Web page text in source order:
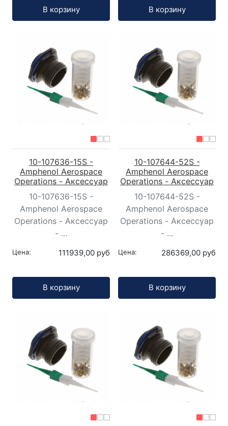
В корзину В корзину
10-107636-15S -
Amphenol Aerospace
Operations - Аксессуар
10-107636-15S -
Amphenol Aerospace
Operations - Аксессуар
- ...
Цена: 111939,00 руб
В корзину
10-107644-52S -
Amphenol Aerospace
Operations - Аксессуар
10-107644-52S -
Amphenol Aerospace
Operations - Аксессуар
- ...
Цена: 286369,00 руб
В корзину